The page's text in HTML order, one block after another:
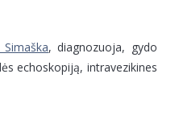
, diagnozuoja, gydo
echoskopiją, intravezikines